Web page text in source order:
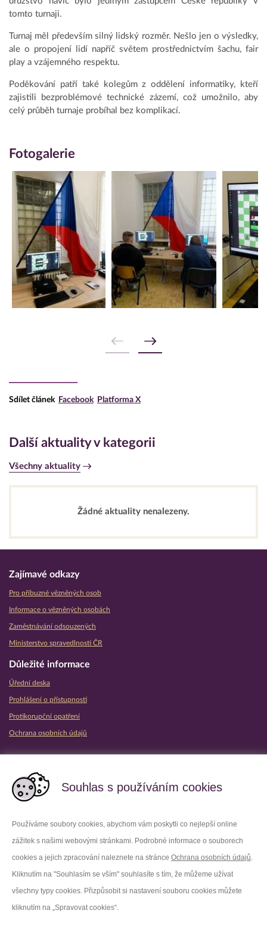
Souhlas s používáním cookies
Používáme soubory cookies, abychom vám poskytli co nejlepší online
zážitek s našimi webovými stránkami. Podrobné informace o souborech
cookies a jejich zpracování naleznete na stránce Ochrana osobních údajů.
Kliknutím na "Souhlasím se vším" souhlasíte s tím, že můžeme užívat
všechny typy cookies. Přizpůsobit si nastavení souboru cookies můžete
kliknutím na „Spravovat cookies“.
tomto turnaji.
Turnaj měl především silný lidský rozměr. Nešlo jen o výsledky,
ale o propojení lidí napříč světem prostřednictvím šachu, fair
play a vzájemného respektu.
Poděkování patří také kolegům z oddělení informatiky, kteří
zajistili bezproblémové technické zázemí, což umožnilo, aby
celý průběh turnaje probíhal bez komplikací.
Fotogalerie
Sdílet článek Facebook Platforma X
Další aktuality v kategorii
Všechny aktuality
Žádné aktuality nenalezeny.
Zajímavé odkazy
Pro příbuzné vězněných osob
Informace o vězněných osobách
Zaměstnávání odsouzených
Ministerstvo spravedlnosti ČR
Důležité informace
Úřední deska
Prohlášení o přístupnosti
Protikorupční opatření
Ochrana osobních údajů
Facebook Youtube
LinkedIn